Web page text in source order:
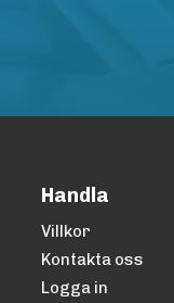
Handla
Villkor
Kontakta oss
Logga in